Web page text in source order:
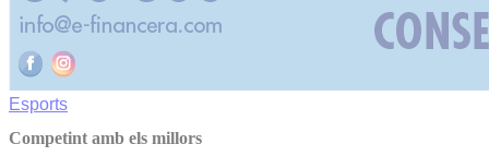
Esports
Competint amb els millors